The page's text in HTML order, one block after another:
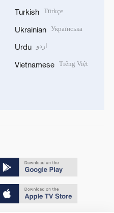
Turkish Türkçe
Ukrainian Українська
Urdu اردو
Vietnamese Tiếng Việt